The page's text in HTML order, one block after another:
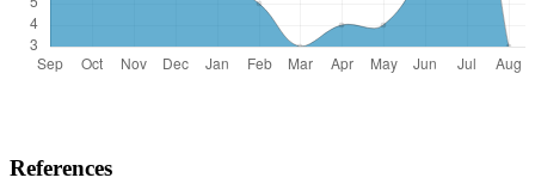
References